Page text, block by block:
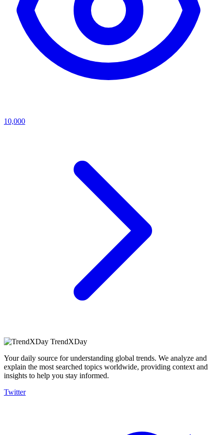
10,000
TrendXDay
Your daily source for understanding global trends. We analyze and
explain the most searched topics worldwide, providing context and
insights to help you stay informed.
Twitter